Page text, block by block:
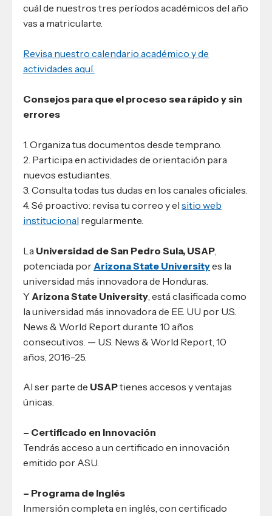
cuál de nuestros tres períodos académicos del año
vas a matricularte.
Revisa nuestro calendario académico y de
actividades aquí.
Consejos para que el proceso sea rápido y sin
errores
1. Organiza tus documentos desde temprano.
2. Participa en actividades de orientación para
nuevos estudiantes.
3. Consulta todas tus dudas en los canales oficiales.
4. Sé proactivo: revisa tu correo y el sitio web
institucional regularmente.
La Universidad de San Pedro Sula, USAP
potenciada por Arizona State Universityes la
universidad más innovadora de Honduras.
Y Arizona State University , está clasificada como
la universidad más innovadora de EE. UU por U.S.
News & World Report durante 10 años
consecutivos. — U.S. News & World Report, 10
años, 2016-25.
Al ser parte de USAPtienes accesos y ventajas
únicas.
– Certificado en Innovación
Tendrás acceso a un certificado en innovación
emitido por ASU.
– Programa de Inglés
Inmersión completa en inglés, con certificado